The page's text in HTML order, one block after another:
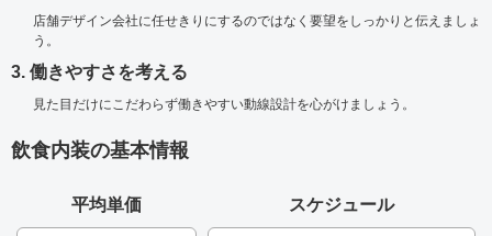
店舗デザイン会社に任せきりにするのではなく要望をしっかりと伝えましょ
う。
3. 働きやすさを考える
見た目だけにこだわらず働きやすい動線設計を心がけましょう。
飲食内装の基本情報
平均単価 スケジュール